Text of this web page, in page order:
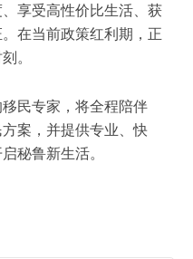
享受高性价比生活、获
在当前政策红利期，正
。
民专家，将全程陪伴
案，并提供专业、快
秘鲁新生活。